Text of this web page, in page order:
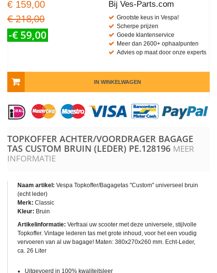
€ 159,00
€ 218,00
-€ 59,00
Bij Ves-Parts.com
Grootste keus in Vespa!
Scherpe prijzen
Goede klantenservice
Meer dan 2600+ ophaalpunten
Advies op maat door onze experts
IN WINKELWAGEN
TOPKOFFER ACHTER/VOORDRAGER BAGAGE
TAS CUSTOM BRUIN (LEDER) PE.128196 MEER
INFORMATIE
Naam artikel: Vespa Topkoffer/Bagagetas "Custom" universeel bruin
(echt leder)
Merk: Classic
Kleur: Bruin
Artikelinformatie: Verfraai uw scooter met deze universele, stijlvolle
Topkoffer. Vintage lederen tas met grote inhoud, voor het een voudig
vervoeren van al uw bagage! Maten: 380x270x260 mm. Echt-Leder,
ca. 26 Liter
Uitgevoerd in 100% kwaliteitsleer